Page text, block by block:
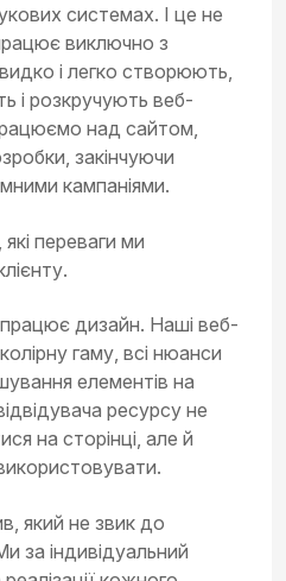
системах. І це не
виключно з
і легко створюють,
і розкручують веб-
над сайтом,
закінчуючи
кампаніями.
переваги ми
дизайн. Наші веб-
гаму, всі нюанси
елементів на
ресурсу не
на сторінці, але й
який не звик до
за індивідуальний